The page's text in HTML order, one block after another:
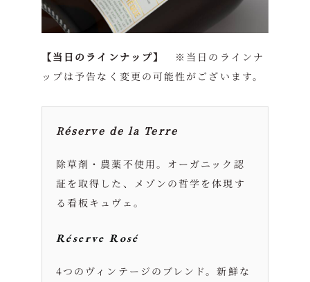
【当日のラインナップ】
※当日のラインナ
ップは予告なく変更の可能性がございます。
Réserve de la Terre
除草剤・農薬不使用。オーガニック認
証を取得した、メゾンの哲学を体現す
る看板キュヴェ。
Réserve Rosé
4つのヴィンテージのブレンド。新鮮な